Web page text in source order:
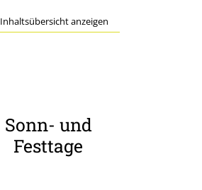
Inhaltsübersicht anzeigen
Sonn- und
Festtage